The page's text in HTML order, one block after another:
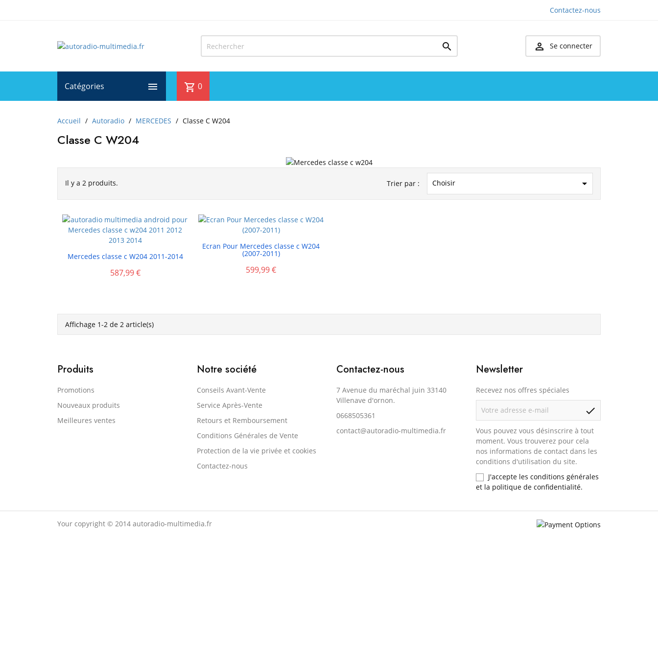
Contactez-nous
  Se connecter
Catégories  shopping_cart 0
Accueil Autoradio MERCEDES Classe C W204
Classe C W204
Il y a 2 produits. Trier par : Choisir 

Mercedes classe c W204 2011-2014
587,99 €

Ecran Pour Mercedes classe c W204
(2007-2011)
599,99 €
Affichage 1-2 de 2 article(s)
Produits
Promotions
Nouveaux produits
Meilleures ventes
Notre société
Conseils Avant-Vente
Service Après-Vente
Retours et Remboursement
Conditions Générales de Vente
Protection de la vie privée et cookies
Contactez-nous
Contactez-nous
7 Avenue du maréchal juin 33140
Villenave d'ornon.
0668505361
contact@autoradio-multimedia.fr
Newsletter
Recevez nos offres spéciales
check
Vous pouvez vous désinscrire à tout
moment. Vous trouverez pour cela
nos informations de contact dans les
conditions d'utilisation du site.
J'accepte les conditions générales
et la politique de confidentialité.
Your copyright © 2014 autoradio-multimedia.fr